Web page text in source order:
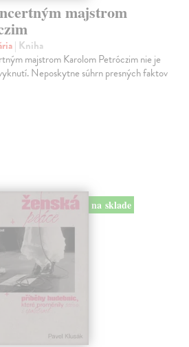
majstrom
| Kniha
majstrom Karolom Petróczim nie je
Neposkytne súhrn presných faktov
na sklade